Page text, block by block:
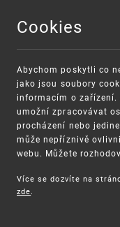
UPV
Cookies
Abychom poskytli co
jako jsou soubory
informacím o
umožní zpracovávat
procházení nebo
může nepříznivě
webu. Můžete
Více se dozvíte na
zde.